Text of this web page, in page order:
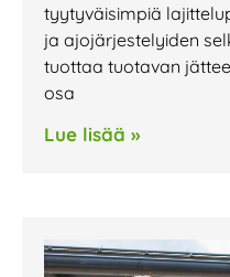
tyytyväisimpiä
ja ajojärjestelyiden
tuottaa tuotavan
osa
Lue lisää »